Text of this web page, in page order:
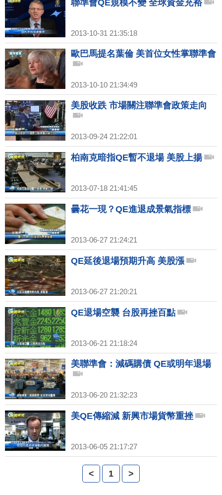
聯準會QE規模不變 全球資金充裕
2013-10-31 21:35:18
歐巴馬提名葉倫 美首位女性掌聯準會
2013-10-10 21:34:49
美股收跌 市場關注聯準會政策走向
2013-09-24 21:22:01
柏南克暗指QE暫不退場 美股上揚
2013-07-18 21:41:45
曇花一現？QE進退成景氣指標
2013-06-27 21:24:21
QE延後退場預期升高 美股漲
2013-06-27 21:20:21
QE退場空襲 台股再挫百點
2013-06-21 21:18:24
美聯準會：減碼購債 QE或明年退場
2013-06-20 21:32:23
美QE傳縮減 新興市場貨幣重挫
2013-06-05 21:17:27
< 1 >